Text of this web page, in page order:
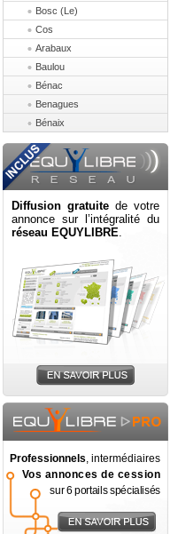
Bosc (Le)
Cos
Arabaux
Baulou
Bénac
Benagues
Bénaix
Diffusion gratuite de votre
annonce sur l’intégralité du
réseau EQUYLIBRE.
Professionnels, intermédiaires
Vos annonces de cession
sur 6 portails spécialisés